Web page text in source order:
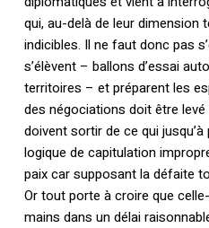
qui, au-delà de leur dimension
indicibles. Il ne faut donc pas
s’élèvent – ballons d’essai
territoires – et préparent les
des négociations doit être
doivent sortir de ce qui
logique de capitulation
paix car supposant la défaite
Or tout porte à croire que
mains dans un délai